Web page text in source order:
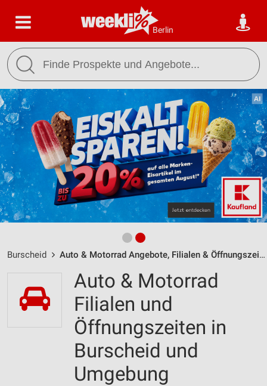
Berlin
Burscheid Auto & Motorrad Angebote, Filialen & Öffnungszeiten
Auto & Motorrad
Filialen und
Öffnungszeiten in
Burscheid und
Umgebung